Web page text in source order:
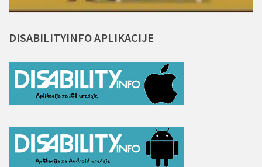
DISABILITYINFOAPLIKACIJE